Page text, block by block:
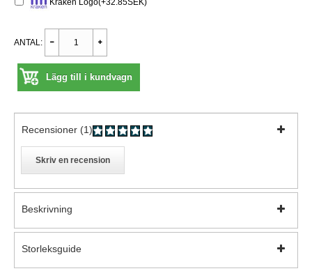
ANTAL:
Lägg till i kundvagn
Recensioner (1)
Skriv en recension
Beskrivning
Storleksguide